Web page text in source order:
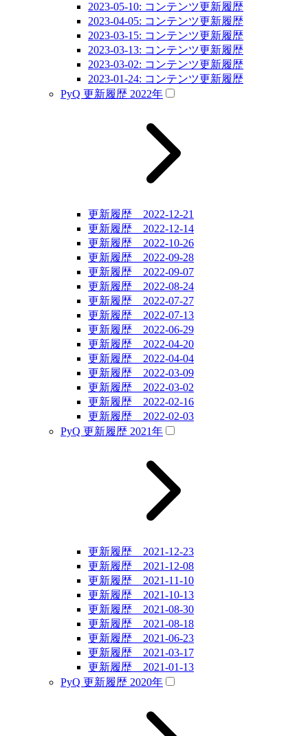
2023-05-10: コンテンツ更新履歴
2023-04-05: コンテンツ更新履歴
2023-03-15: コンテンツ更新履歴
2023-03-13: コンテンツ更新履歴
2023-03-02: コンテンツ更新履歴
2023-01-24: コンテンツ更新履歴
PyQ 更新履歴 2022年
更新履歴 2022-12-21
更新履歴 2022-12-14
更新履歴 2022-10-26
更新履歴 2022-09-28
更新履歴 2022-09-07
更新履歴 2022-08-24
更新履歴 2022-07-27
更新履歴 2022-07-13
更新履歴 2022-06-29
更新履歴 2022-04-20
更新履歴 2022-04-04
更新履歴 2022-03-09
更新履歴 2022-03-02
更新履歴 2022-02-16
更新履歴 2022-02-03
PyQ 更新履歴 2021年
更新履歴 2021-12-23
更新履歴 2021-12-08
更新履歴 2021-11-10
更新履歴 2021-10-13
更新履歴 2021-08-30
更新履歴 2021-08-18
更新履歴 2021-06-23
更新履歴 2021-03-17
更新履歴 2021-01-13
PyQ 更新履歴 2020年